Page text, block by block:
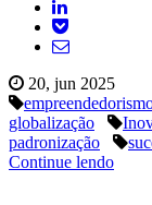
20, jun 2025
globalização
padronização
Continue lendo